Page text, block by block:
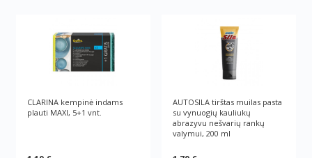
CLARINA kempinė indams
plauti MAXI, 5+1 vnt.
AUTOSILA tirštas muilas pasta
su vynuogių kauliukų
abrazyvu nešvarių rankų
valymui, 200 ml